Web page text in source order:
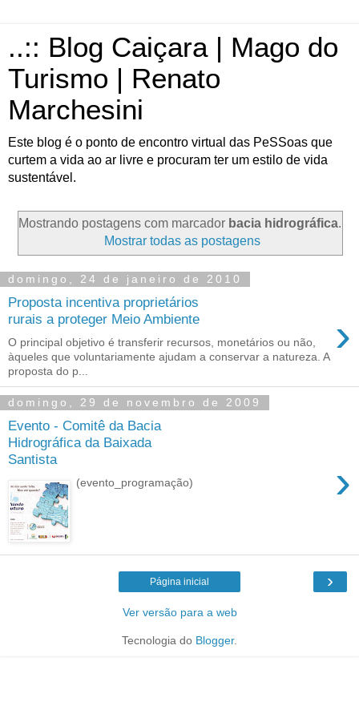
..:: Blog Caiçara | Mago do
Turismo | Renato
Marchesini
Este blog é o ponto de encontro virtual das PeSSoas que
curtem a vida ao ar livre e procuram ter um estilo de vida
sustentável.
Mostrando postagens com marcador bacia hidrográfica.
Mostrar todas as postagens
domingo, 24 de janeiro de 2010
Proposta incentiva proprietários
rurais a proteger Meio Ambiente
›
O principal objetivo é transferir recursos, monetários ou não,
àqueles que voluntariamente ajudam a conservar a natureza. A
proposta do p...
domingo, 29 de novembro de 2009
Evento - Comitê da Bacia
Hidrográfica da Baixada
Santista
›
(evento_programação)
›
Página inicial
Ver versão para a web
Tecnologia do Blogger.